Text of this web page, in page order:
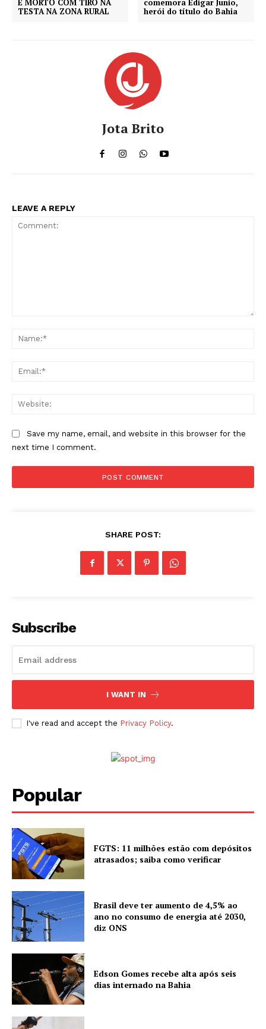
É MORTO COM TIRO NA
TESTA NA ZONA RURAL
comemora Edigar Junio,
herói do título do Bahia
Jota Brito
LEAVE A REPLY
Save my name, email, and website in this browser for the
next time I comment.
SHARE POST:
Subscribe
I WANT IN
I've read and accept the Privacy Policy.
Popular
FGTS: 11 milhões estão com depósitos
atrasados; saiba como verificar
Brasil deve ter aumento de 4,5% ao
ano no consumo de energia até 2030,
diz ONS
Edson Gomes recebe alta após seis
dias internado na Bahia